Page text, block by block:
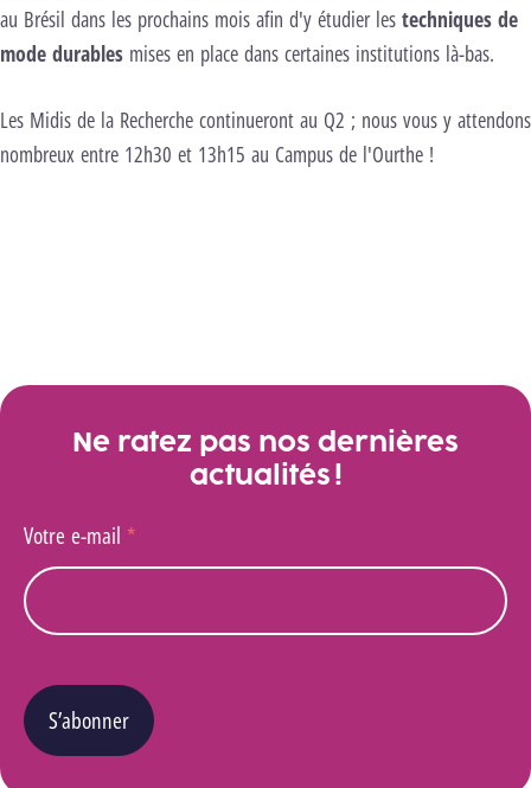
au Brésil dans les prochains mois afin d'y étudier les techniques de
mode durables mises en place dans certaines institutions là-bas.
Les Midis de la Recherche continueront au Q2 ; nous vous y attendons
nombreux entre 12h30 et 13h15 au Campus de l'Ourthe !
Ne ratez pas nos dernières
actualités !
Votre e-mail *
S’abonner